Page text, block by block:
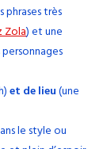
phrases très
Zola) et une
et de lieu (une
le style ou